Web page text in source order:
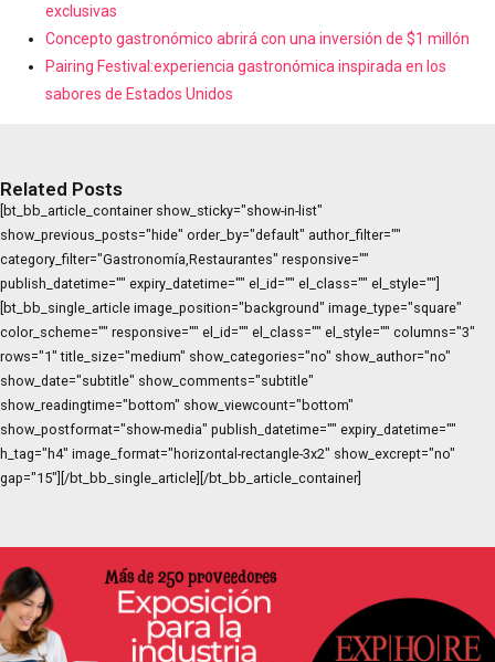
exclusivas
Concepto gastronómico abrirá con una inversión de $1 millón
Pairing Festival:experiencia gastronómica inspirada en los
sabores de Estados Unidos
Related Posts
[bt_bb_article_container show_sticky="show-in-list"
show_previous_posts="hide" order_by="default" author_filter=""
category_filter="Gastronomía,Restaurantes" responsive=""
publish_datetime="" expiry_datetime="" el_id="" el_class="" el_style=""]
[bt_bb_single_article image_position="background" image_type="square"
color_scheme="" responsive="" el_id="" el_class="" el_style="" columns="3"
rows="1" title_size="medium" show_categories="no" show_author="no"
show_date="subtitle" show_comments="subtitle"
show_readingtime="bottom" show_viewcount="bottom"
show_postformat="show-media" publish_datetime="" expiry_datetime=""
h_tag="h4" image_format="horizontal-rectangle-3x2" show_excrept="no"
gap="15"][/bt_bb_single_article][/bt_bb_article_container]